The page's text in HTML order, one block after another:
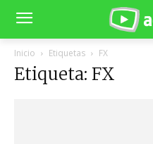
Inicio Etiquetas FX
Etiqueta: FX